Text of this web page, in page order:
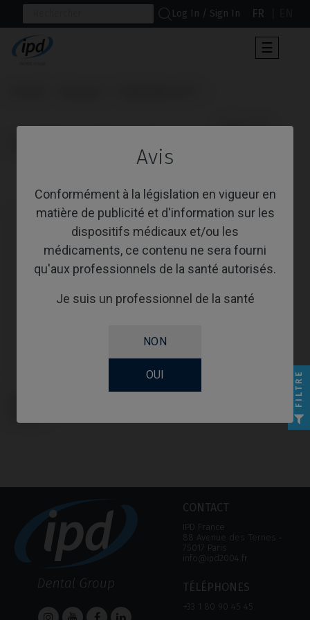
Avis
Conformément à la législation en vigueur en
matière de publicité et d'information sur les
dispositifs médicaux et/ou les
médicaments, ce contenu ne sera fourni
qu'aux professionnels de la santé autorisés.
Je suis un professionnel de la santé
NON
OUI
Log In / Sign In FR
Toggle
☰
                      Multi-Unit
CONTACT
IPD France
88 Avenue des Ternes ‑
75017 Paris
info@ipd2004.fr
TÉLÉPHONES
+33 1 80 90 45 45
FILTRE